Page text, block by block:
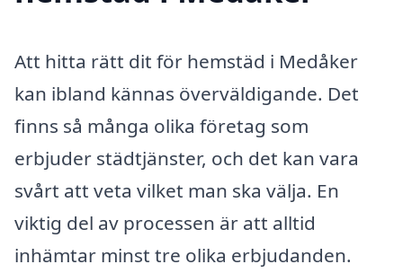
Att hitta rätt dit för hemstäd i Medåker
kan ibland kännas överväldigande. Det
finns så många olika företag som
erbjuder städtjänster, och det kan vara
svårt att veta vilket man ska välja. En
viktig del av processen är att alltid
inhämtar minst tre olika erbjudanden.